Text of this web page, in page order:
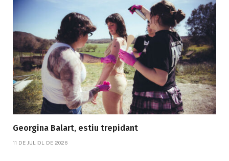
Georgina Balart, estiu trepidant
11 DE JULIOL DE 2026